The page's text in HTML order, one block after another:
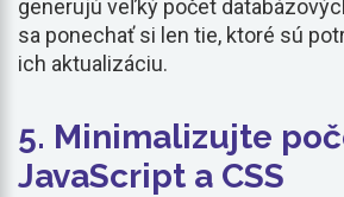
generujú veľký počet
sa ponechať si len tie, ktoré sú
ich aktualizáciu.
5. Minimalizujte
JavaScript a CSS